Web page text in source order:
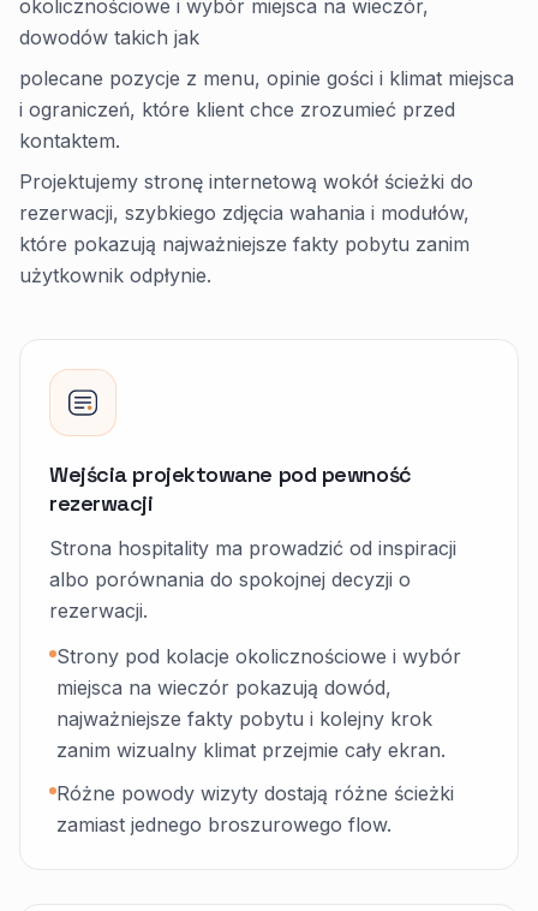
okolicznościowe i wybór miejsca na wieczór,
dowodów takich jak
polecane pozycje z menu, opinie gości i klimat miejsca
i ograniczeń, które klient chce zrozumieć przed
kontaktem.
Projektujemy stronę internetową wokół ścieżki do
rezerwacji, szybkiego zdjęcia wahania i modułów,
które pokazują najważniejsze fakty pobytu zanim
użytkownik odpłynie.
Wejścia projektowane pod pewność
rezerwacji
Strona hospitality ma prowadzić od inspiracji
albo porównania do spokojnej decyzji o
rezerwacji.
Strony pod kolacje okolicznościowe i wybór
miejsca na wieczór pokazują dowód,
najważniejsze fakty pobytu i kolejny krok
zanim wizualny klimat przejmie cały ekran.
Różne powody wizyty dostają różne ścieżki
zamiast jednego broszurowego flow.